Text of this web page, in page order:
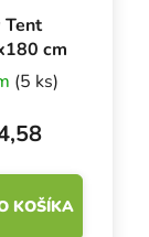
Tent
cm
(5 ks)
KOŠÍKA